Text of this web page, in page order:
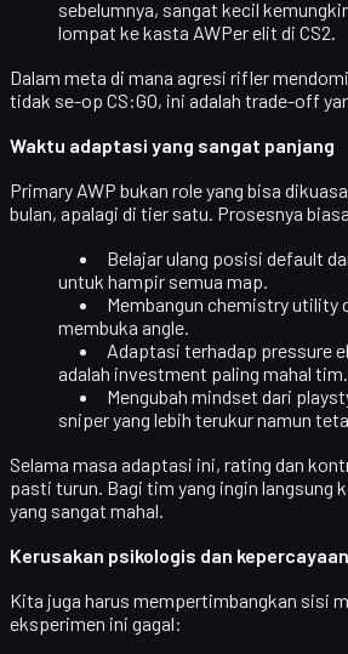
sebelumnya, sangat kecil
lompat ke kasta AWPer elit di CS2.
Dalam meta di mana agresi rifler
tidak se-op CS:GO, ini adalah trade-off
Waktu adaptasi yang sangat panjang
Primary AWP bukan role yang bisa
bulan, apalagi di tier satu. Prosesnya
Belajar ulang posisi default
untuk hampir semua map.
Membangun chemistry utility
membuka angle.
Adaptasi terhadap pressure
adalah investment paling mahal tim.
Mengubah mindset dari
sniper yang lebih terukur namun
Selama masa adaptasi ini, rating dan
pasti turun. Bagi tim yang ingin langsung
yang sangat mahal.
Kerusakan psikologis dan
Kita juga harus mempertimbangkan sisi
eksperimen ini gagal: